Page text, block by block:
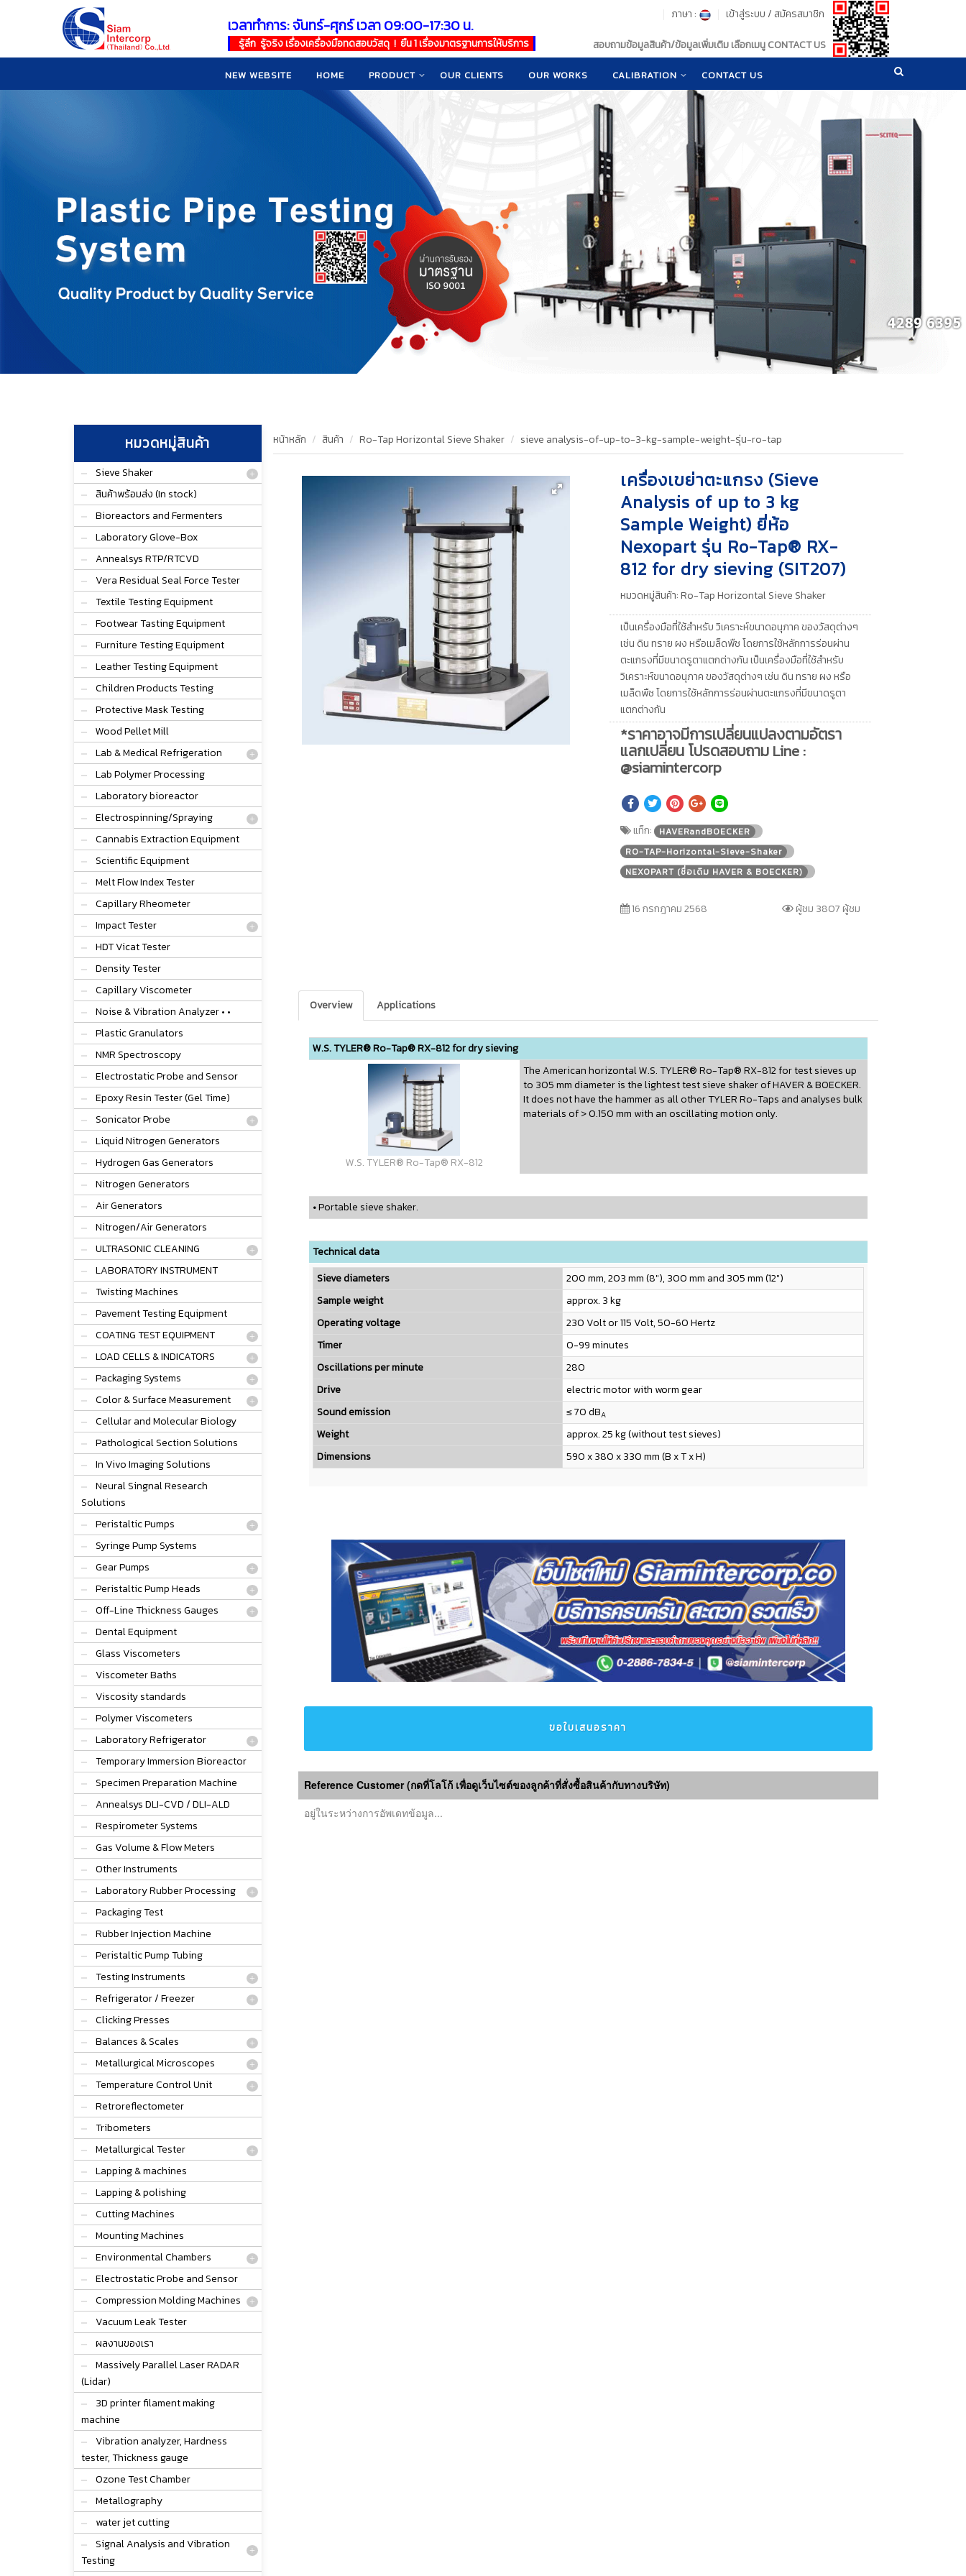
เวลาทำการ: จันทร์-ศุกร์ เวลา 09:00-17:30 น.
รู้ลึก รู้จริง เรื่องเครื่องมือทดสอบวัสดุ ! ยืน 1 เรื่องมาตรฐานการให้บริการ
เข้าสู่ระบบ / สมัครสมาชิก
ภาษา :
สอบถามข้อมูลสินค้า/ข้อมูลเพิ่มเติม เลือกเมนู CONTACT US
NEW WEBSITE HOME PRODUCT OUR CLIENTS OUR WORKS CALIBRATION CONTACT US
หมวดหมู่สินค้า
Sieve Shaker
สินค้าพร้อมส่ง (In stock)
Bioreactors and Fermenters
Laboratory Glove-Box
Annealsys RTP/RTCVD
Vera Residual Seal Force Tester
Textile Testing Equipment
Footwear Tasting Equipment
Furniture Testing Equipment
Leather Testing Equipment
Children Products Testing
Protective Mask Testing
Wood Pellet Mill
Lab & Medical Refrigeration
Lab Polymer Processing
Laboratory bioreactor
Electrospinning/Spraying
Cannabis Extraction Equipment
Scientific Equipment
Melt Flow Index Tester
Capillary Rheometer
Impact Tester
HDT Vicat Tester
Density Tester
Capillary Viscometer
Noise & Vibration Analyzer • •
Plastic Granulators
NMR Spectroscopy
Electrostatic Probe and Sensor
Epoxy Resin Tester (Gel Time)
Sonicator Probe
Liquid Nitrogen Generators
Hydrogen Gas Generators
Nitrogen Generators
Air Generators
Nitrogen/Air Generators
ULTRASONIC CLEANING
LABORATORY INSTRUMENT
Twisting Machines
Pavement Testing Equipment
COATING TEST EQUIPMENT
LOAD CELLS & INDICATORS
Packaging Systems
Color & Surface Measurement
Cellular and Molecular Biology
Pathological Section Solutions
In Vivo Imaging Solutions
Neural Singnal Research
Solutions
Peristaltic Pumps
Syringe Pump Systems
Gear Pumps
Peristaltic Pump Heads
Off-Line Thickness Gauges
Dental Equipment
Glass Viscometers
Viscometer Baths
Viscosity standards
Polymer Viscometers
Laboratory Refrigerator
Temporary Immersion Bioreactor
Specimen Preparation Machine
Annealsys DLI-CVD / DLI-ALD
Respirometer Systems
Gas Volume & Flow Meters
Other Instruments
Laboratory Rubber Processing
Packaging Test
Rubber Injection Machine
Peristaltic Pump Tubing
Testing Instruments
Refrigerator / Freezer
Clicking Presses
Balances & Scales
Metallurgical Microscopes
Temperature Control Unit
Retroreflectometer
Tribometers
Metallurgical Tester
Lapping & machines
Lapping & polishing
Cutting Machines
Mounting Machines
Environmental Chambers
Electrostatic Probe and Sensor
Compression Molding Machines
Vacuum Leak Tester
ผลงานของเรา
Massively Parallel Laser RADAR
(Lidar)
3D printer filament making
machine
Vibration analyzer, Hardness
tester, Thickness gauge
Ozone Test Chamber
Metallography
water jet cutting
Signal Analysis and Vibration
Testing
หน้าหลัก สินค้า Ro-Tap Horizontal Sieve Shaker sieve analysis-of-up-to-3-kg-sample-weight-รุ่น-ro-tap
เครื่องเขย่าตะแกรง (Sieve
Analysis of up to 3 kg
Sample Weight) ยี่ห้อ
Nexopart รุ่น Ro-Tap® RX-
812 for dry sieving (SIT207)
หมวดหมู่สินค้า:Ro-Tap Horizontal Sieve Shaker
เป็นเครื่องมือที่ใช้สำหรับ วิเคราะห์ขนาดอนุภาค ของวัสดุต่างๆ
เช่น ดิน ทราย ผง หรือเมล็ดพืช โดยการใช้หลักการร่อนผ่าน
ตะแกรงที่มีขนาดรูตาแตกต่างกัน เป็นเครื่องมือที่ใช้สำหรับ
วิเคราะห์ขนาดอนุภาค ของวัสดุต่างๆ เช่น ดิน ทราย ผง หรือ
เมล็ดพืช โดยการใช้หลักการร่อนผ่านตะแกรงที่มีขนาดรูตา
แตกต่างกัน
*ราคาอาจมีการเปลี่ยนแปลงตามอัตรา
แลกเปลี่ยน โปรดสอบถาม Line :
@siamintercorp
แท็ก: HAVERandBOECKER
RO-TAP-Horizontal-Sieve-Shaker
NEXOPART (ชื่อเดิม HAVER & BOECKER)
16 กรกฎาคม 2568 ผู้ชม 3807 ผู้ชม
Overview Applications
W.S. TYLER® Ro-Tap® RX-812 for dry sieving
W.S. TYLER® Ro-Tap® RX-812
The American horizontal W.S. TYLER® Ro-Tap® RX-812 for test sieves up
to 305 mm diameter is the lightest test sieve shaker of HAVER & BOECKER.
It does not have the hammer as all other TYLER Ro-Taps and analyses bulk
materials of > 0.150 mm with an oscillating motion only.
•Portable sieve shaker.
Technical data
Sieve diameters
200 mm, 203 mm (8"), 300 mm and 305 mm (12")
Sample weight
approx. 3 kg
Operating voltage
230 Volt or 115 Volt, 50-60 Hertz
Timer
0-99 minutes
Oscillations per minute
280
Drive
electric motor with worm gear
Sound emission
≤ 70 dBA
Weight
approx. 25 kg (without test sieves)
Dimensions
590 x 380 x 330 mm (B x T x H)
ขอใบเสนอราคา
Reference Customer (กดที่โลโก้ เพื่อดูเว็บไซต์ของลูกค้าที่สั่งซื้อสินค้ากับทางบริษัท)​
อยู่ในระหว่างการอัพเดทข้อมูล...